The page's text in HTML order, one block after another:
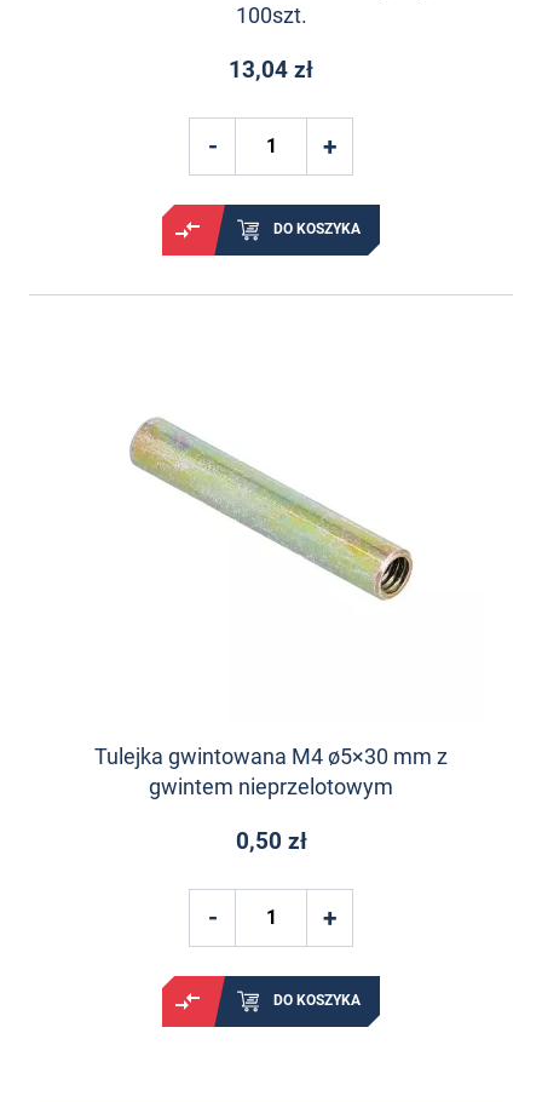
100szt.
13,04 zł
DO KOSZYKA
Tulejka gwintowana M4 ø5×30 mm z
gwintem nieprzelotowym
0,50 zł
DO KOSZYKA